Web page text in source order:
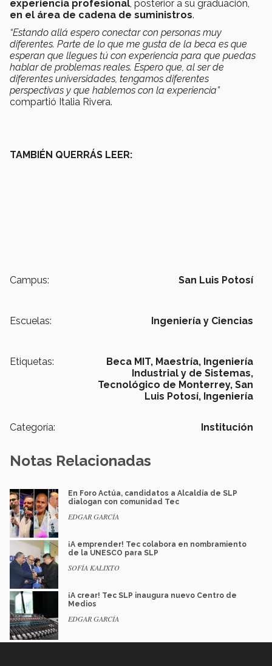
experiencia profesional, posterior a su graduación,
en el área de cadena de suministros.
“Estando allá espero conectar con personas muy
diferentes. Parte de lo que me gusta de la beca es que
esperan que llegues tú con experiencia para que puedas
hablar de problemas reales. Espero que, al ser de
diferentes universidades, tengamos diferentes
perspectivas y que hablemos con la experiencia”
compartió Italia Rivera.
TAMBIÉN QUERRÁS LEER:
Campus: San Luis Potosí
Escuelas: Ingeniería y Ciencias
Etiquetas: Beca MIT, Maestría, Ingeniería
Industrial y de Sistemas,
Tecnológico de Monterrey, San
Luis Potosí, Ingeniería
Categoría: Institución
Notas Relacionadas
En Foro Actúa, candidatos a Alcaldía de SLP
dialogan con comunidad Tec
EDGAR GARCÍA
¡A emprender! Tec colabora en nombramiento
de la UNESCO para SLP
SOFÍA KALIXTO
¡A crear! Tec SLP inaugura nuevo Centro de
Medios
EDGAR GARCÍA